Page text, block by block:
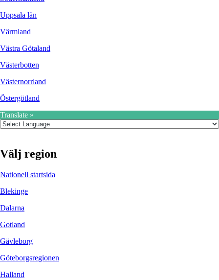
Uppsala län
Värmland
Västra Götaland
Västerbotten
Västernorrland
Östergötland
Translate »
Välj region
Nationell startsida
Blekinge
Dalarna
Gotland
Gävleborg
Göteborgsregionen
Halland